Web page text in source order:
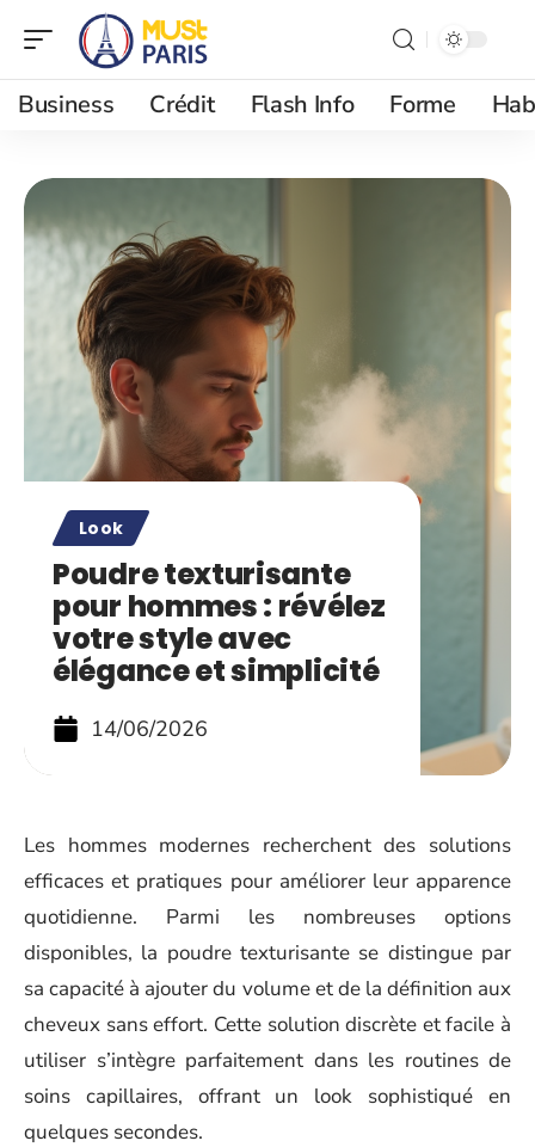
Business Crédit Flash Info Forme
Look
Poudre texturisante
pour hommes : révélez
votre style avec
élégance et simplicité
14/06/2026
Les hommes modernes recherchent des solutions
efficaces et pratiques pour améliorer leur apparence
quotidienne. Parmi les nombreuses options
disponibles, la poudre texturisante se distingue par
sa capacité à ajouter du volume et de la définition aux
cheveux sans effort. Cette solution discrète et facile à
utiliser s’intègre parfaitement dans les routines de
soins capillaires, offrant un look sophistiqué en
quelques secondes.